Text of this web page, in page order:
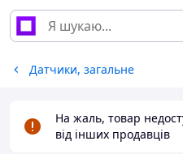
Датчики, загальне
На жаль, товар
від інших продавців